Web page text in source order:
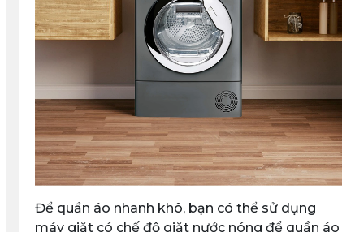
Để quần áo nhanh khô, bạn có thể sử dụng
máy giặt có chế độ giặt nước nóng để quần áo